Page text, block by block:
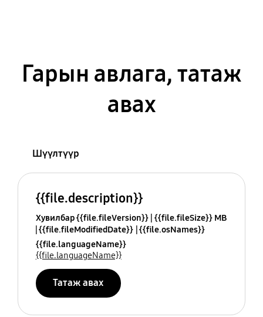
Гарын авлага, татаж
авах
Шүүлтүүр
{{file.description}}
Хувилбар {{file.fileVersion}} {{file.fileSize}} MB
{{file.fileModifiedDate}} {{file.osNames}}
{{file.languageName}}
{{file.languageName}}
Татаж авах